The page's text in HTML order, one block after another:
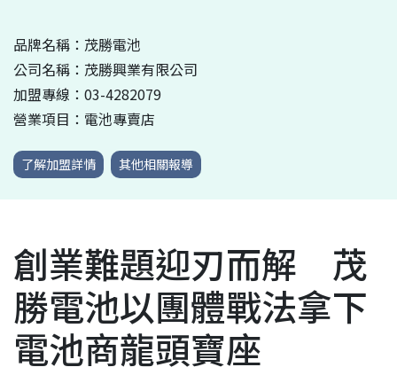
品牌名稱：茂勝電池
公司名稱：茂勝興業有限公司
加盟專線：03-4282079
營業項目：電池專賣店
了解加盟詳情 其他相關報導
創業難題迎刃而解 茂
勝電池以團體戰法拿下
電池商龍頭寶座